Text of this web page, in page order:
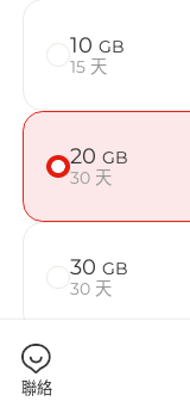
選擇
安裝
10 GB
15 天
20 GB
30 天
30 GB
30 天
聯絡